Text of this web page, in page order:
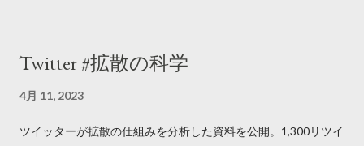
Twitter #拡散の科学
4月 11, 2023
ツイッターが拡散の仕組みを分析した資料を公開。1,300リツイ